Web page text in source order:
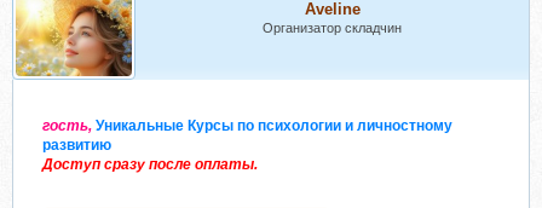
Aveline
Организатор складчин
гость, Уникальные Курсы по психологии и личностному
развитию
Доступ сразу после оплаты.